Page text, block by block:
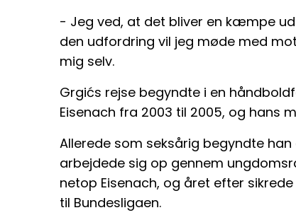
- Jeg ved, at det bliver en kæmpe
den udfordring vil jeg møde med
mig selv.
Grgićs rejse begyndte i en
Eisenach fra 2003 til 2005, og hans
Allerede som seksårig begyndte
arbejdede sig op gennem
netop Eisenach, og året efter
til Bundesligaen.